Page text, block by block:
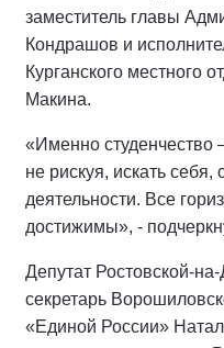
заместитель главы
Кондрашов и
Курганского местного
Макина.
«Именно студенчество
не рискуя, искать
деятельности. Все
достижимы», -
Депутат Ростовской-
секретарь
«Единой России»